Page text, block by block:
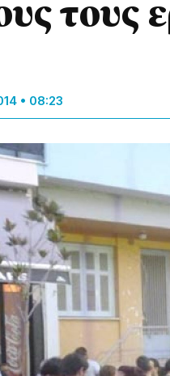
τους
• 08:23